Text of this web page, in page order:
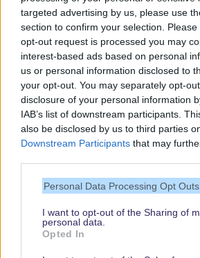
targeted advertising by us, please use
section to confirm your selection.
opt-out request is processed you may
interest-based ads based on personal
us or personal information disclosed to
your opt-out. You may separately opt-
disclosure of your personal information
IAB’s list of downstream participants.
also be disclosed by us to third parties
Downstream Participants that may
Personal Data Processing Opt Outs
I want to opt-out of the Sharing of
personal data.
Opted In